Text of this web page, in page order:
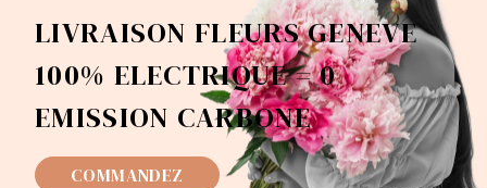
LIVRAISON FLEURS GENEVE
100% ELECTRIQUE = 0
EMISSION CARBONE
COMMANDEZ